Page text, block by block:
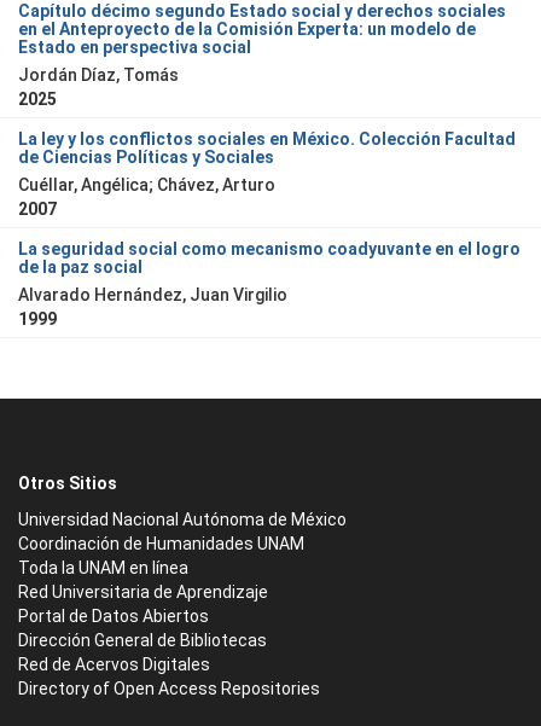
Capítulo décimo segundo Estado social y derechos sociales
en el Anteproyecto de la Comisión Experta: un modelo de
Estado en perspectiva social
Jordán Díaz, Tomás
2025
La ley y los conflictos sociales en México. Colección Facultad
de Ciencias Políticas y Sociales
Cuéllar, Angélica; Chávez, Arturo
2007
La seguridad social como mecanismo coadyuvante en el logro
de la paz social
Alvarado Hernández, Juan Virgilio
1999
Otros Sitios
Universidad Nacional Autónoma de México
Coordinación de Humanidades UNAM
Toda la UNAM en línea
Red Universitaria de Aprendizaje
Portal de Datos Abiertos
Dirección General de Bibliotecas
Red de Acervos Digitales
Directory of Open Access Repositories